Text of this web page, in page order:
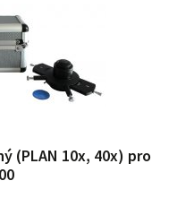
(PLAN 10x, 40x) pro